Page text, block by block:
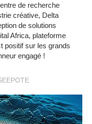
de recherche
créative, Delta
de solutions
Africa, plateforme
positif sur les grands
engagé !